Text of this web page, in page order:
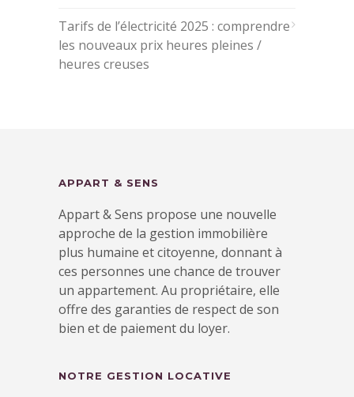
Tarifs de l’électricité 2025 : comprendre
les nouveaux prix heures pleines /
heures creuses
APPART & SENS
Appart & Sens propose une nouvelle
approche de la gestion immobilière
plus humaine et citoyenne, donnant à
ces personnes une chance de trouver
un appartement. Au propriétaire, elle
offre des garanties de respect de son
bien et de paiement du loyer.
NOTRE GESTION LOCATIVE